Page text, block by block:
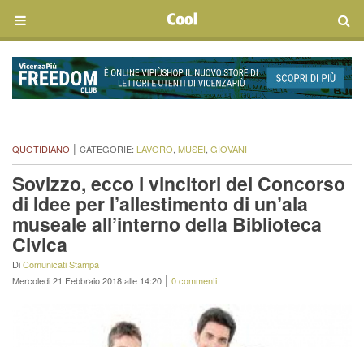
QUOTIDIANO | CATEGORIE: LAVORO, MUSEI, GIOVANI
Sovizzo, ecco i vincitori del Concorso
di Idee per l’allestimento di un’ala
museale all’interno della Biblioteca
Civica
DiComunicati Stampa
Mercoledi 21 Febbraio 2018 alle 14:20 | 0 commenti